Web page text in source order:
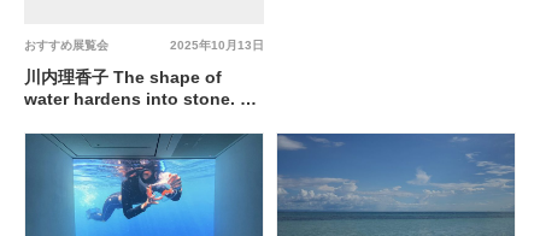
2025年10月13日
おすすめ展覧会
川内理香子 The shape of
water hardens into stone. @